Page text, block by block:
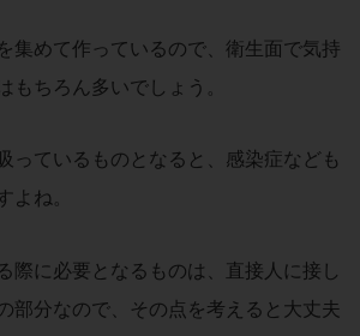
集めて作っているので、衛生面で気持
もちろん多いでしょう。
っているものとなると、感染症なども
よね。
際に必要となるものは、直接人に接し
部分なので、その点を考えると大丈夫